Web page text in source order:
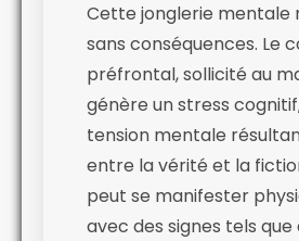
Cette jonglerie mentale
sans conséquences. Le
préfrontal, sollicité au
génère un stress
tension mentale
entre la vérité et la
peut se manifester
avec des signes tels que